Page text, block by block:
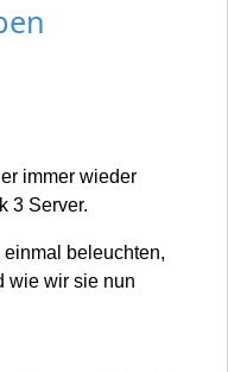
immer wieder
3 Server.
beleuchten,
wie wir sie nun